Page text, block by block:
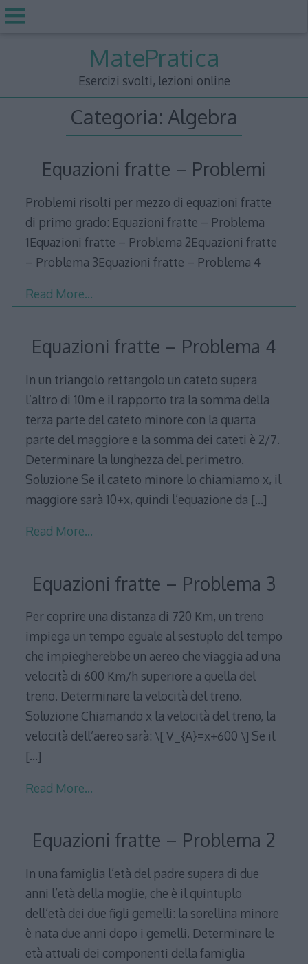
MatePratica
Esercizi svolti, lezioni online
Categoria: Algebra
Equazioni fratte – Problemi
Problemi risolti per mezzo di equazioni fratte
di primo grado: Equazioni fratte – Problema
1Equazioni fratte – Problema 2Equazioni fratte
– Problema 3Equazioni fratte – Problema 4
Read More…
Equazioni fratte – Problema 4
In un triangolo rettangolo un cateto supera
l’altro di 10m e il rapporto tra la somma della
terza parte del cateto minore con la quarta
parte del maggiore e la somma dei cateti è 2/7.
Determinare la lunghezza del perimetro.
Soluzione Se il cateto minore lo chiamiamo x, il
maggiore sarà 10+x, quindi l’equazione da […]
Read More…
Equazioni fratte – Problema 3
Per coprire una distanza di 720 Km, un treno
impiega un tempo eguale al sestuplo del tempo
che impiegherebbe un aereo che viaggia ad una
velocità di 600 Km/h superiore a quella del
treno. Determinare la velocità del treno.
Soluzione Chiamando x la velocità del treno, la
velocità dell’aereo sarà: \[ V_{A}=x+600 \] Se il
[…]
Read More…
Equazioni fratte – Problema 2
In una famiglia l’età del padre supera di due
anni l’età della moglie, che è il quintuplo
dell’età dei due figli gemelli: la sorellina minore
è nata due anni dopo i gemelli. Determinare le
età attuali dei componenti della famiglia